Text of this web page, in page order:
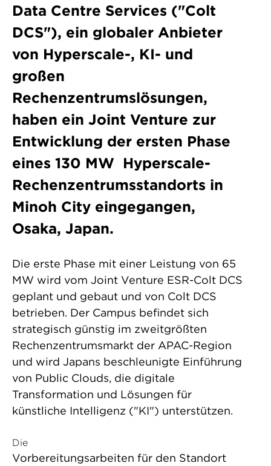
Data Centre Services ("Colt
DCS"), ein globaler Anbieter
von Hyperscale-, KI- und
großen
Rechenzentrumslösungen,
haben ein Joint Venture zur
Entwicklung der ersten Phase
eines 130 MW Hyperscale-
Rechenzentrumsstandorts in
Minoh City eingegangen,
Osaka, Japan.
Die erste Phase mit einer Leistung von 65
MW wird vom Joint Venture ESR-Colt DCS
geplant und gebaut und von Colt DCS
betrieben. Der Campus befindet sich
strategisch günstig im zweitgrößten
Rechenzentrumsmarkt der APAC-Region
und wird Japans beschleunigte Einführung
von Public Clouds, die digitale
Transformation und Lösungen für
künstliche Intelligenz ("KI") unterstützen.
Die
Vorbereitungsarbeiten für den Standort